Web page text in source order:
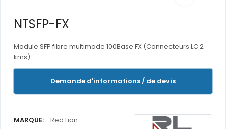
NTSFP-FX
Module SFP fibre multimode 100Base FX (Connecteurs LC 2
kms)
Demande d'informations / de devis
MARQUE:
Red Lion